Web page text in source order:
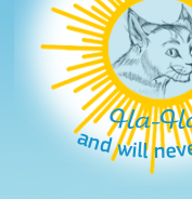
and will
Ha-